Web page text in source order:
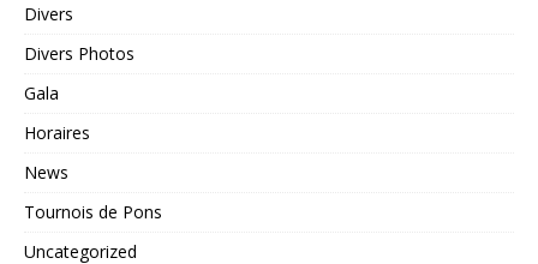
Divers
Divers Photos
Gala
Horaires
News
Tournois de Pons
Uncategorized